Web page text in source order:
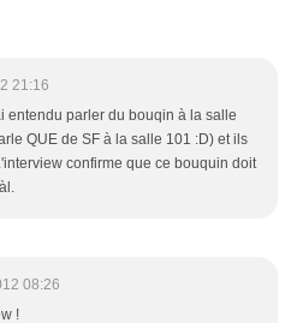
21:16
entendu parler du bouqin à la salle
QUE de SF à la salle 101 :D) et ils
confirme que ce bouquin doit
08:26
!